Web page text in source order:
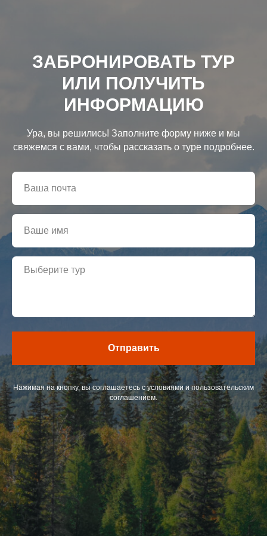
ЗАБРОНИРОВАТЬ ТУР
ИЛИ ПОЛУЧИТЬ
ИНФОРМАЦИЮ
Ура, вы решились! Заполните форму ниже и мы
свяжемся с вами, чтобы рассказать о туре подробнее.
Отправить
Нажимая на кнопку, вы соглашаетесь с условиями и пользовательским
соглашением.